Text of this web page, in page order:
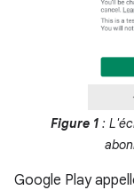
Figure 1 :
Google Play